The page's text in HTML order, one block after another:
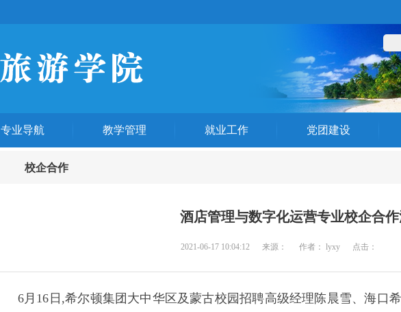
专业导航 教学管理 就业工作 党团建设
校企合作
酒店管理与数字化运营专业校企合
2021-06-17 10:04:12 来源： 作者： lyxy 点击：
6月16日,希尔顿集团大中华区及蒙古校园招聘高级经理陈晨雪、海口